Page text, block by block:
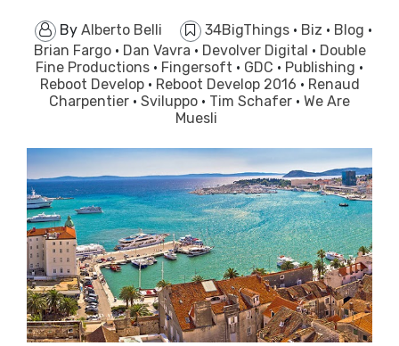
By Alberto Belli 34BigThings · Biz · Blog ·
Brian Fargo · Dan Vavra · Devolver Digital · Double
Fine Productions · Fingersoft · GDC · Publishing ·
Reboot Develop · Reboot Develop 2016 · Renaud
Charpentier · Sviluppo · Tim Schafer · We Are
Muesli